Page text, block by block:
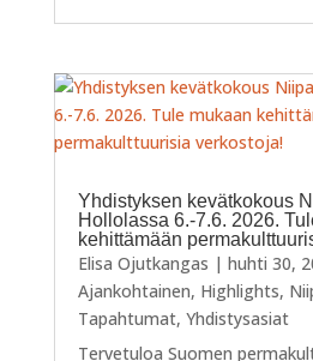
Yhdistyksen kevätkokous
Hollolassa 6.-7.6. 2026.
kehittämään
Elisa Ojutkangas | huhti 30,
Ajankohtainen, Highlights,
Tapahtumat, Yhdistysasiat
Tervetuloa Suomen